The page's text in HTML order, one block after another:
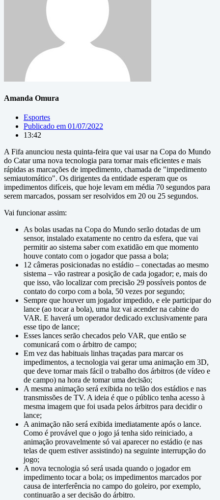
Amanda Omura
Esportes
Publicado em 01/07/2022
13:42
A Fifa anunciou nesta quinta-feira que vai usar na Copa do Mundo
do Catar uma nova tecnologia para tornar mais eficientes e mais
rápidas as marcações de impedimento, chamada de "impedimento
semiautomático". Os dirigentes da entidade esperam que os
impedimentos difíceis, que hoje levam em média 70 segundos para
serem marcados, possam ser resolvidos em 20 ou 25 segundos.
Vai funcionar assim:
As bolas usadas na Copa do Mundo serão dotadas de um
sensor, instalado exatamente no centro da esfera, que vai
permitir ao sistema saber com exatidão em que momento
houve contato com o jogador que passa a bola;
12 câmeras posicionadas no estádio – conectadas ao mesmo
sistema – vão rastrear a posição de cada jogador; e, mais do
que isso, vão localizar com precisão 29 possíveis pontos de
contato do corpo com a bola, 50 vezes por segundo;
Sempre que houver um jogador impedido, e ele participar do
lance (ao tocar a bola), uma luz vai acender na cabine do
VAR. E haverá um operador dedicado exclusivamente para
esse tipo de lance;
Esses lances serão checados pelo VAR, que então se
comunicará com o árbitro de campo;
Em vez das habituais linhas traçadas para marcar os
impedimentos, a tecnologia vai gerar uma animação em 3D,
que deve tornar mais fácil o trabalho dos árbitros (de vídeo e
de campo) na hora de tomar uma decisão;
A mesma animação será exibida no telão dos estádios e nas
transmissões de TV. A ideia é que o público tenha acesso à
mesma imagem que foi usada pelos árbitros para decidir o
lance;
A animação não será exibida imediatamente após o lance.
Como é provável que o jogo já tenha sido reiniciado, a
animação provavelmente só vai aparecer no estádio (e nas
telas de quem estiver assistindo) na seguinte interrupção do
jogo;
A nova tecnologia só será usada quando o jogador em
impedimento tocar a bola; os impedimentos marcados por
causa de interferência no campo do goleiro, por exemplo,
continuarão a ser decisão do árbitro.